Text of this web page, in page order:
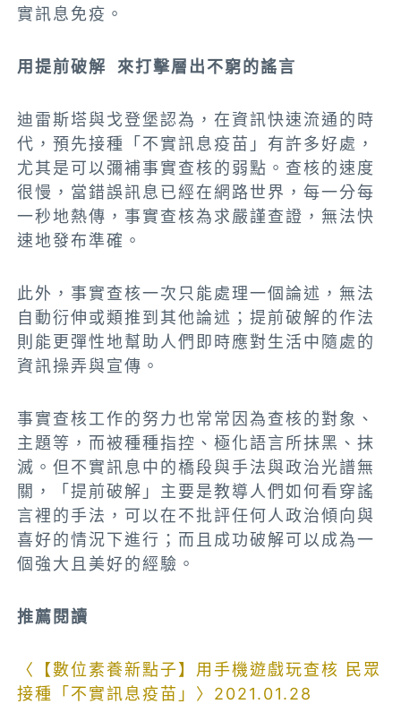
實訊息免疫。
用提前破解 來打擊層出不窮的謠言
迪雷斯塔與戈登堡認為，在資訊快速流通的時
代，預先接種「不實訊息疫苗」有許多好處，
尤其是可以彌補事實查核的弱點。查核的速度
很慢，當錯誤訊息已經在網路世界，每一分每
一秒地熱傳，事實查核為求嚴謹查證，無法快
速地發布準確。
此外，事實查核一次只能處理一個論述，無法
自動衍伸或類推到其他論述；提前破解的作法
則能更彈性地幫助人們即時應對生活中隨處的
資訊操弄與宣傳。
事實查核工作的努力也常常因為查核的對象、
主題等，而被種種指控、極化語言所抹黑、抹
滅。但不實訊息中的橋段與手法與政治光譜無
關，「提前破解」主要是教導人們如何看穿謠
言裡的手法，可以在不批評任何人政治傾向與
喜好的情況下進行；而且成功破解可以成為一
個強大且美好的經驗。
推薦閱讀
〈【數位素養新點子】用手機遊戲玩查核 民眾
接種「不實訊息疫苗」〉2021.01.28